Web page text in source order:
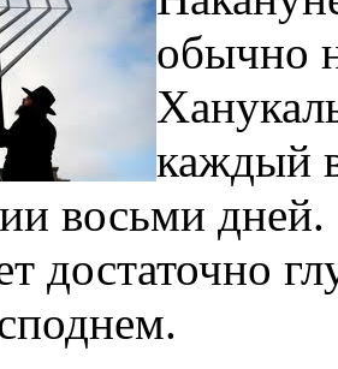
обычно
каждый
восьми
достаточно